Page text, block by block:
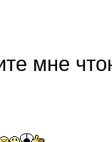
мне